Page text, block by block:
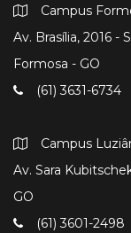
Campus
Av. Brasília, 2016 -
Formosa - GO
(61) 3631-6734
Campus
Av. Sara
GO
(61) 3601-2498